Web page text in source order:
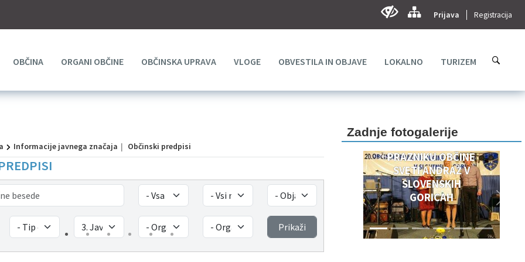
Prijava Registracija
OBČINA ORGANI OBČINE OBČINSKA UPRAVA VLOGE OBVESTILA IN OBJAVE LOKALNO TURIZEM
Informacije javnega značaja Občinski predpisi
Prikaži
Zadnje fotogalerije
PRAZNIKU
OBČINSKEM
PRAZNIKU OBČINE
SVETI ANDRAŽ V
SLOVENSKIH
GORICAH